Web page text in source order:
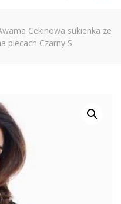
Cekinowa sukienka ze
plecach Czarny S